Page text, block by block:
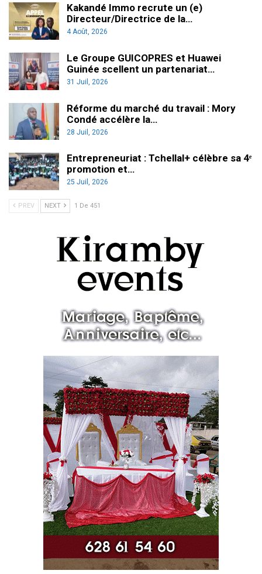
Kakandé Immo recrute un (e)
Directeur/Directrice de la…
4 Août, 2026
Le Groupe GUICOPRES et Huawei
Guinée scellent un partenariat…
31 Juil, 2026
Réforme du marché du travail : Mory
Condé accélère la…
28 Juil, 2026
Entrepreneuriat : Tchellal+ célèbre sa 4ᵉ
promotion et…
25 Juil, 2026
PREV NEXT 1 De 451